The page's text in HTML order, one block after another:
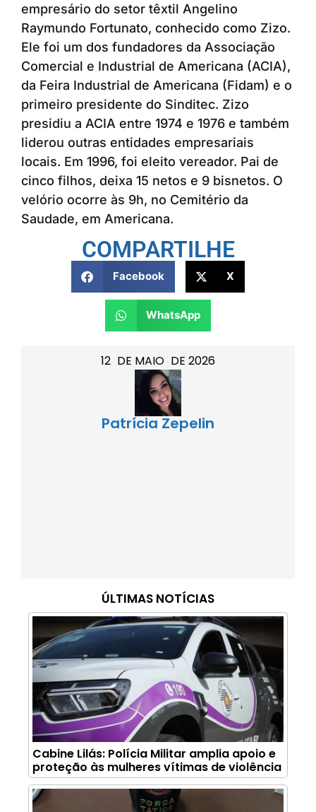
12 DE MAIO DE 2026
Patrícia Zepelin
ÚLTIMAS NOTÍCIAS
Cabine Lilás: Polícia Militar amplia apoio e
proteção às mulheres vítimas de violência
empresário do setor têxtil Angelino
Raymundo Fortunato, conhecido como Zizo.
Ele foi um dos fundadores da Associação
Comercial e Industrial de Americana (ACIA),
da Feira Industrial de Americana (Fidam) e o
primeiro presidente do Sinditec. Zizo
presidiu a ACIA entre 1974 e 1976 e também
liderou outras entidades empresariais
locais. Em 1996, foi eleito vereador. Pai de
cinco filhos, deixa 15 netos e 9 bisnetos. O
velório ocorre às 9h, no Cemitério da
Saudade, em Americana.
COMPARTILHE
Facebook X
WhatsApp